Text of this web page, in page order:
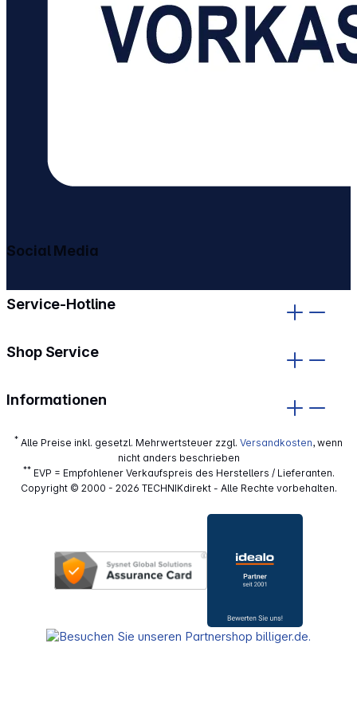
Service-Hotline
Shop Service
Informationen
Social Media
* Alle Preise inkl. gesetzl. Mehrwertsteuer zzgl. Versandkosten, wenn
nicht anders beschrieben
**EVP = Empfohlener Verkaufspreis des Herstellers / Lieferanten.
Copyright © 2000 - 2026 TECHNIKdirekt - Alle Rechte vorbehalten.